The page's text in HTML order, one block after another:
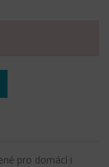
pro domácí i